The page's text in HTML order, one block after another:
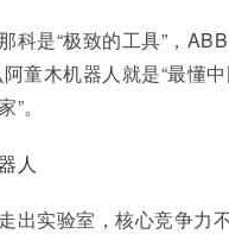
科是“极致的工具”，
童木机器人就是“最懂
。
人
出实验室，核心竞争力